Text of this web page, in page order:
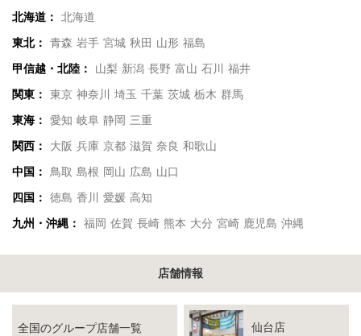
北海道：
北海道
東北：
青森 岩手 宮城 秋田 山形 福島
甲信越・北陸：
山梨 新潟 長野 富山 石川
福井
関東：
東京 神奈川 埼玉 千葉 茨城 栃木 群馬
東海：
愛知 岐阜 静岡 三重
関西：
大阪 兵庫 京都 滋賀 奈良 和歌山
中国：
鳥取 島根 岡山 広島 山口
四国：
徳島 香川 愛媛 高知
九州・沖縄：
福岡 佐賀 長崎 熊本 大分 宮崎 鹿児島 沖縄
店舗情報
全国のグループ店舗一覧 仙台店